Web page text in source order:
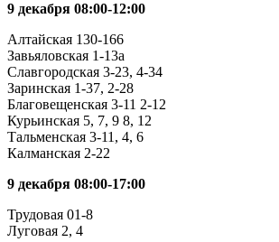
9 декабря 08:00-12:00
Алтайская 130-166
Завьяловская 1-13а
Славгородская 3-23, 4-34
Заринская 1-37, 2-28
Благовещенская 3-11 2-12
Курьинская 5, 7, 9 8, 12
Тальменская 3-11, 4, 6
Калманская 2-22
9 декабря 08:00-17:00
Трудовая 01-8
Луговая 2, 4